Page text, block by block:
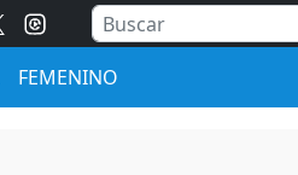
FEMENINO